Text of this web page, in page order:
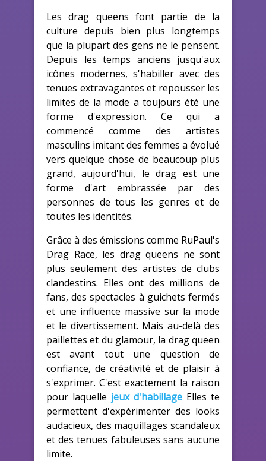
Les drag queens font partie de la
culture depuis bien plus longtemps
que la plupart des gens ne le pensent.
Depuis les temps anciens jusqu'aux
icônes modernes, s'habiller avec des
tenues extravagantes et repousser les
limites de la mode a toujours été une
forme d'expression. Ce qui a
commencé comme des artistes
masculins imitant des femmes a évolué
vers quelque chose de beaucoup plus
grand, aujourd'hui, le drag est une
forme d'art embrassée par des
personnes de tous les genres et de
toutes les identités.
Grâce à des émissions comme RuPaul's
Drag Race, les drag queens ne sont
plus seulement des artistes de clubs
clandestins. Elles ont des millions de
fans, des spectacles à guichets fermés
et une influence massive sur la mode
et le divertissement. Mais au-delà des
paillettes et du glamour, la drag queen
est avant tout une question de
confiance, de créativité et de plaisir à
s'exprimer. C'est exactement la raison
pour laquelle jeux d'habillage Elles te
permettent d'expérimenter des looks
audacieux, des maquillages scandaleux
et des tenues fabuleuses sans aucune
limite.